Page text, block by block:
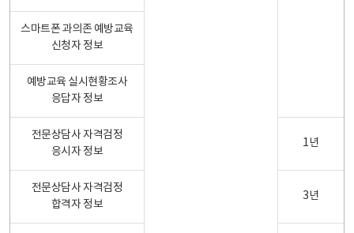
스마트폰 과의존 예방교육
신청자 정보
예방교육 실시현황조사
응답자 정보
전문상담사 자격검정
응시자 정보
1년
전문상담사 자격검정
합격자 정보
3년